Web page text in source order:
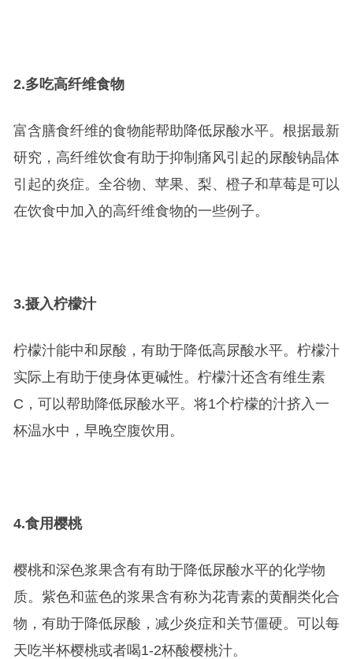
2.多吃高纤维食物
富含膳食纤维的食物能帮助降低尿酸水平。根据最新
研究，高纤维饮食有助于抑制痛风引起的尿酸钠晶体
引起的炎症。全谷物、苹果、梨、橙子和草莓是可以
在饮食中加入的高纤维食物的一些例子。
3.摄入柠檬汁
柠檬汁能中和尿酸，有助于降低高尿酸水平。柠檬汁
实际上有助于使身体更碱性。柠檬汁还含有维生素
C，可以帮助降低尿酸水平。将1个柠檬的汁挤入一
杯温水中，早晚空腹饮用。
4.食用樱桃
樱桃和深色浆果含有有助于降低尿酸水平的化学物
质。紫色和蓝色的浆果含有称为花青素的黄酮类化合
物，有助于降低尿酸，减少炎症和关节僵硬。可以每
天吃半杯樱桃或者喝1-2杯酸樱桃汁。